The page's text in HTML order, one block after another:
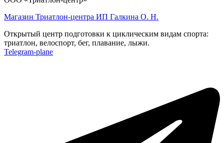
Магазин Триатлон-центра ИП Галкина О. Н.
Открытый центр подготовки к циклическим видам спорта:
триатлон, велоспорт, бег, плавание, лыжи.
Telegram-plane